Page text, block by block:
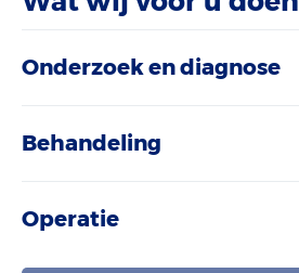
Onderzoek en diagnose
Behandeling
Operatie